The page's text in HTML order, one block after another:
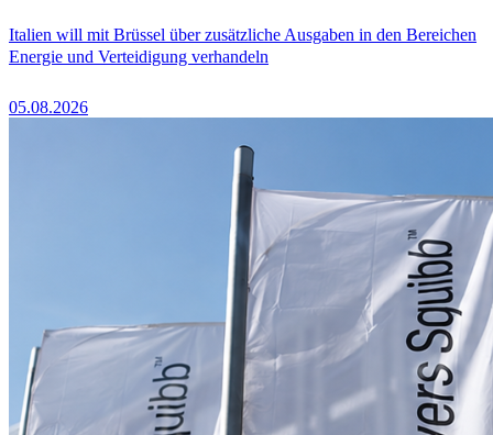
Italien will mit Brüssel über zusätzliche Ausgaben in den Bereichen
Energie und Verteidigung verhandeln
05.08.2026